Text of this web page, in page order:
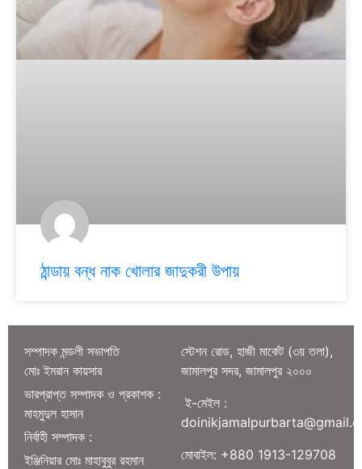
ঠান্ডায় বন্ধ নাক খোলার জাদুকরী উপায়
সম্পাদক মন্ডলী সভাপতি
মোঃ ইমরান কায়সার
ভারপ্রাপ্ত সম্পাদক ও প্রকাশক :
মাহমুদুল হাসান
নির্বাহী সম্পাদক :
ইঞ্জিনিয়ার মোঃ মাহাবুবুর রহমান
স্টেশন রোড, হাজী মার্কেট (৩য় তলা),
জামালপুর সদর, জামালপুর ২০০০
ই-মেইল :
মোবাইল: +880 1913-129708